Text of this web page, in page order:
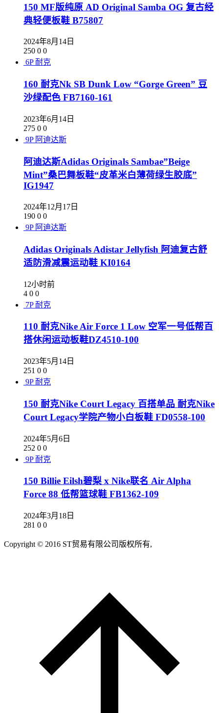
150 MF版纯原 AD Original Samba OG 复古经
典轻便板鞋 B75807
2024年8月14日
250 0 0
6P 耐克
160 耐克Nk SB Dunk Low “Gorge Green” 豆
沙绿配色 FB7160-161
2023年6月14日
275 0 0
9P 阿迪达斯
阿迪达斯Adidas Originals Sambae”Beige
Mint”桑巴舞板鞋“皮革米白薄荷绿生胶底”
IG1947
2024年12月17日
190 0 0
9P 阿迪达斯
Adidas Originals Adistar Jellyfish 阿迪复古舒
适防滑减震运动鞋 KI0164
12小时前
4 0 0
7P 耐克
110 耐克Nike Air Force 1 Low 空军一号低帮百
搭休闲运动板鞋DZ4510-100
2023年5月14日
251 0 0
9P 耐克
150 耐克Nike Court Legacy 百搭单品 耐克Nike
Court Legacy学院产物小白板鞋 FD0558-100
2024年5月6日
252 0 0
9P 耐克
150 Billie Eilsh碧梨 x Nike联名 Air Alpha
Force 88 低帮篮球鞋 FB1362-109
2024年3月18日
281 0 0
Copyright © 2016 ST贸易有限公司版权所有,